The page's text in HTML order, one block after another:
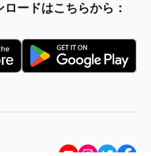
ードはこちらから：